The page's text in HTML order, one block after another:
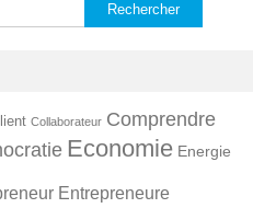
Collaborateur Comprendre
Economie Energie
Entrepreneure